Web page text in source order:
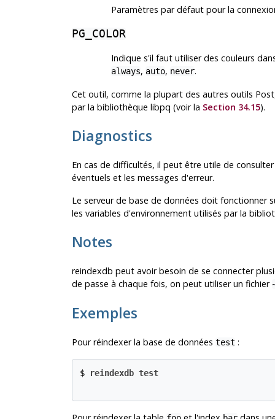
Paramètres par défaut pour la
PG_COLOR
Indique s'il faut utiliser des couleurs
always, auto, never.
Cet outil, comme la plupart des autres outils
par la bibliothèque libpq (voir la Section 34.15).
Diagnostics
En cas de difficultés, il peut être utile de
éventuels et les messages d'erreur.
Le serveur de base de données doit fonctionner
les variables d'environnement utilisés par la
Notes
reindexdb peut avoir besoin de se connecter
de passe à chaque fois, on peut utiliser un fichier
Exemples
Pour réindexer la base de données test :
$ reindexdb test